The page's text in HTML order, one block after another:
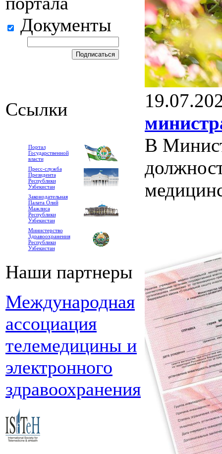
Документы
Ссылки
Портал
Государственной
власти
Пресс-служба
Президента
Республики
Узбекистан
Законодательная
Палата Олий
Мажлиса
Республики
Узбекистан
Министерство
Здравоохранения
Республики
Узбекистан
Наши партнеры
Международная
ассоциация
телемедицины и
электронного
здравоохранения
В